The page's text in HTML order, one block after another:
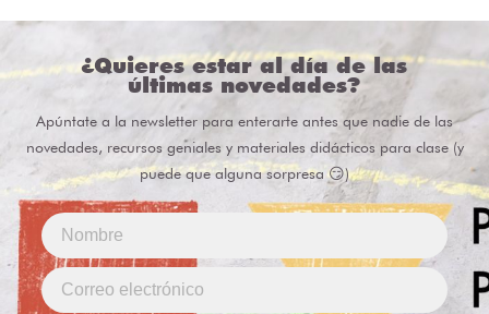
¿Quieres estar al día de las
últimas novedades?
Apúntate a la newsletter para enterarte antes que nadie de las
novedades, recursos geniales y materiales didácticos para clase (y
puede que alguna sorpresa 😏)